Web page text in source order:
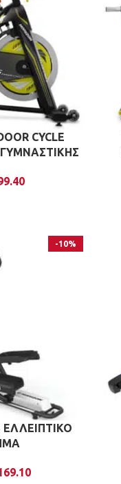
CYCLE
-10%
ΕΛΛΕΙΠΤΙΚΟ